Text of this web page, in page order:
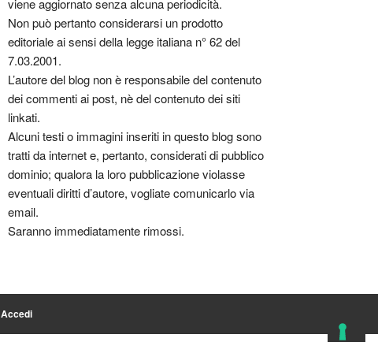
viene aggiornato senza alcuna periodicità.
Non può pertanto considerarsi un prodotto
editoriale ai sensi della legge italiana n° 62 del
7.03.2001.
L’autore del blog non è responsabile del contenuto
dei commenti ai post, nè del contenuto dei siti
linkati.
Alcuni testi o immagini inseriti in questo blog sono
tratti da internet e, pertanto, considerati di pubblico
dominio; qualora la loro pubblicazione violasse
eventuali diritti d’autore, vogliate comunicarlo via
email.
Saranno immediatamente rimossi.
Accedi